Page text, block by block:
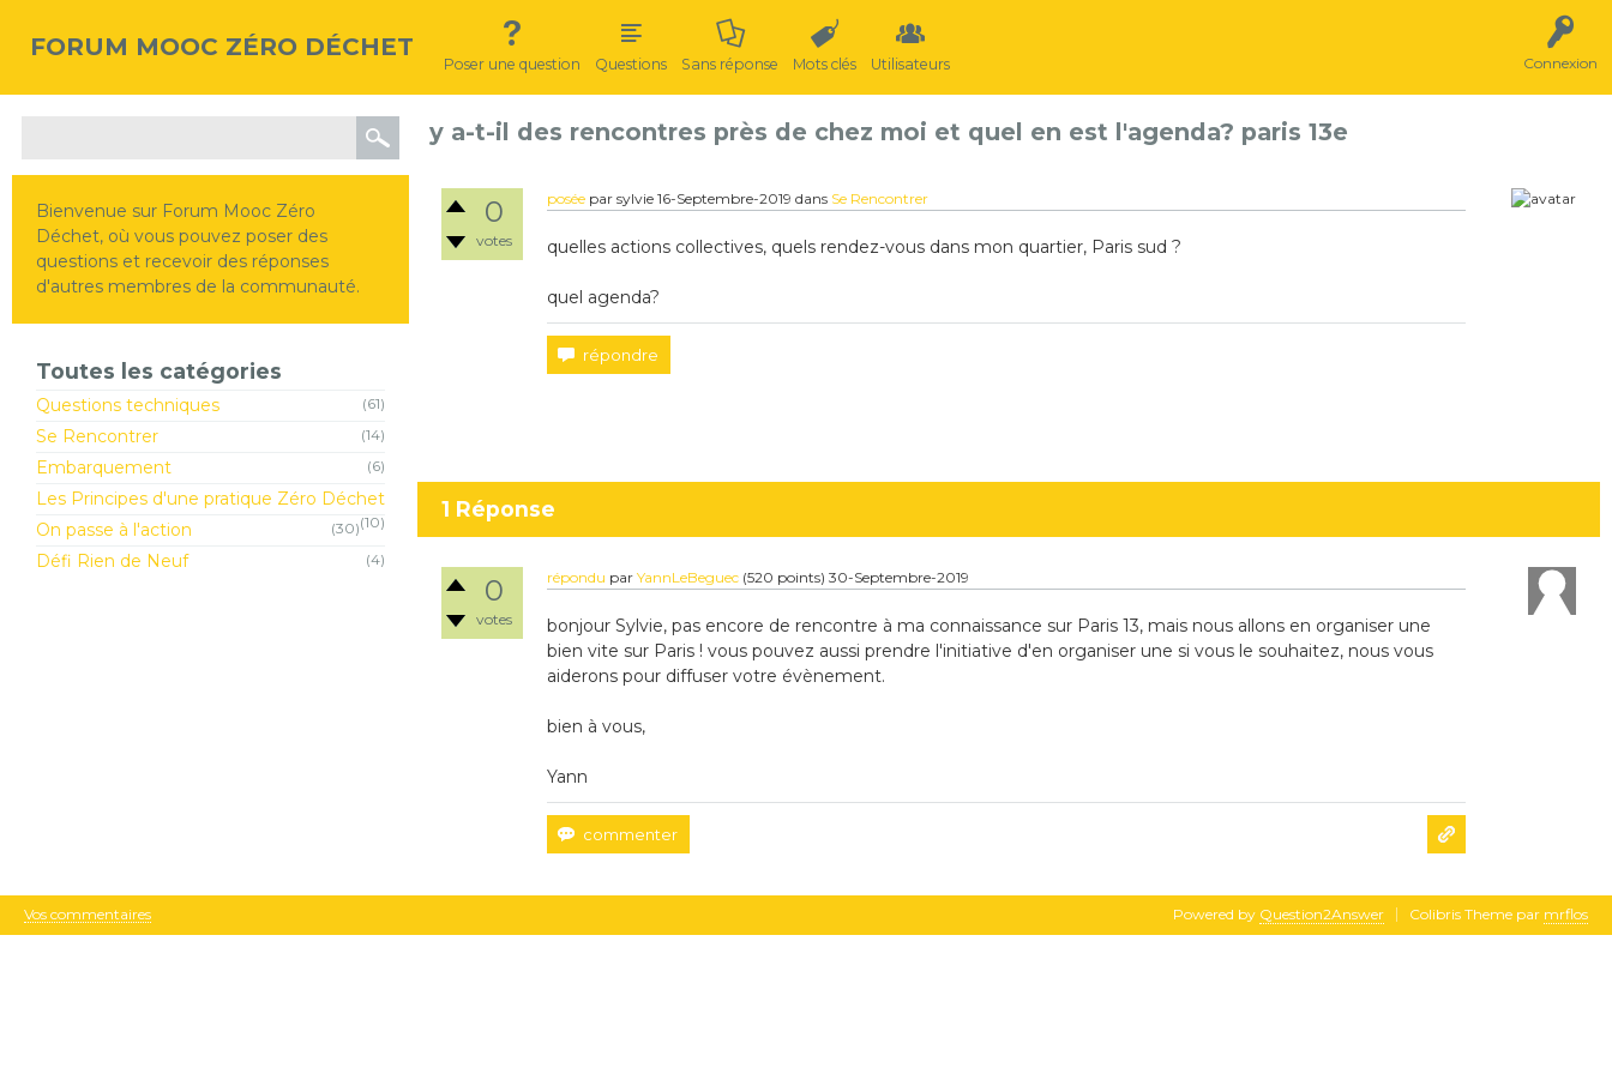
Connexion
FORUM MOOC ZÉRO DÉCHET
Poser une question Questions Sans réponse Mots clés Utilisateurs
Bienvenue sur Forum Mooc Zéro
Déchet, où vous pouvez poser des
questions et recevoir des réponses
d'autres membres de la communauté.
Toutes les catégories
Questions techniques (61)
Se Rencontrer (14)
Embarquement (6)
Les Principes d'une pratique Zéro Déchet
(10)
On passe à l'action (30)
Défi Rien de Neuf (4)
y a-t-il des rencontres près de chez moi et quel en est l'agenda? paris 13e
0
votes
posée par sylvie 16-Septembre-2019 dans Se Rencontrer
quelles actions collectives, quels rendez-vous dans mon quartier, Paris sud ?
quel agenda?
1 Réponse
0
votes
répondu par YannLeBeguec (520 points) 30-Septembre-2019
bonjour Sylvie, pas encore de rencontre à ma connaissance sur Paris 13, mais nous allons en organiser une
bien vite sur Paris ! vous pouvez aussi prendre l'initiative d'en organiser une si vous le souhaitez, nous vous
aiderons pour diffuser votre évènement.
bien à vous,
Yann
Vos commentaires Colibris Theme par mrflos
Powered by Question2Answer